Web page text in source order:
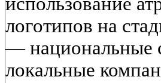
логотипов на
— национальные
локальные